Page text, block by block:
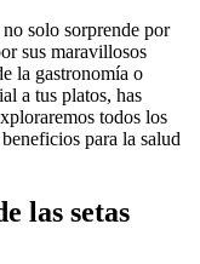
solo sorprende por
sus maravillosos
la gastronomía o
a tus platos, has
todos los
beneficios para la salud
las setas